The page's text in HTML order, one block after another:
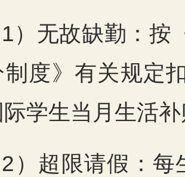
1）无故缺勤：
制度》有关规定
学生当月生活
2）超限请假：